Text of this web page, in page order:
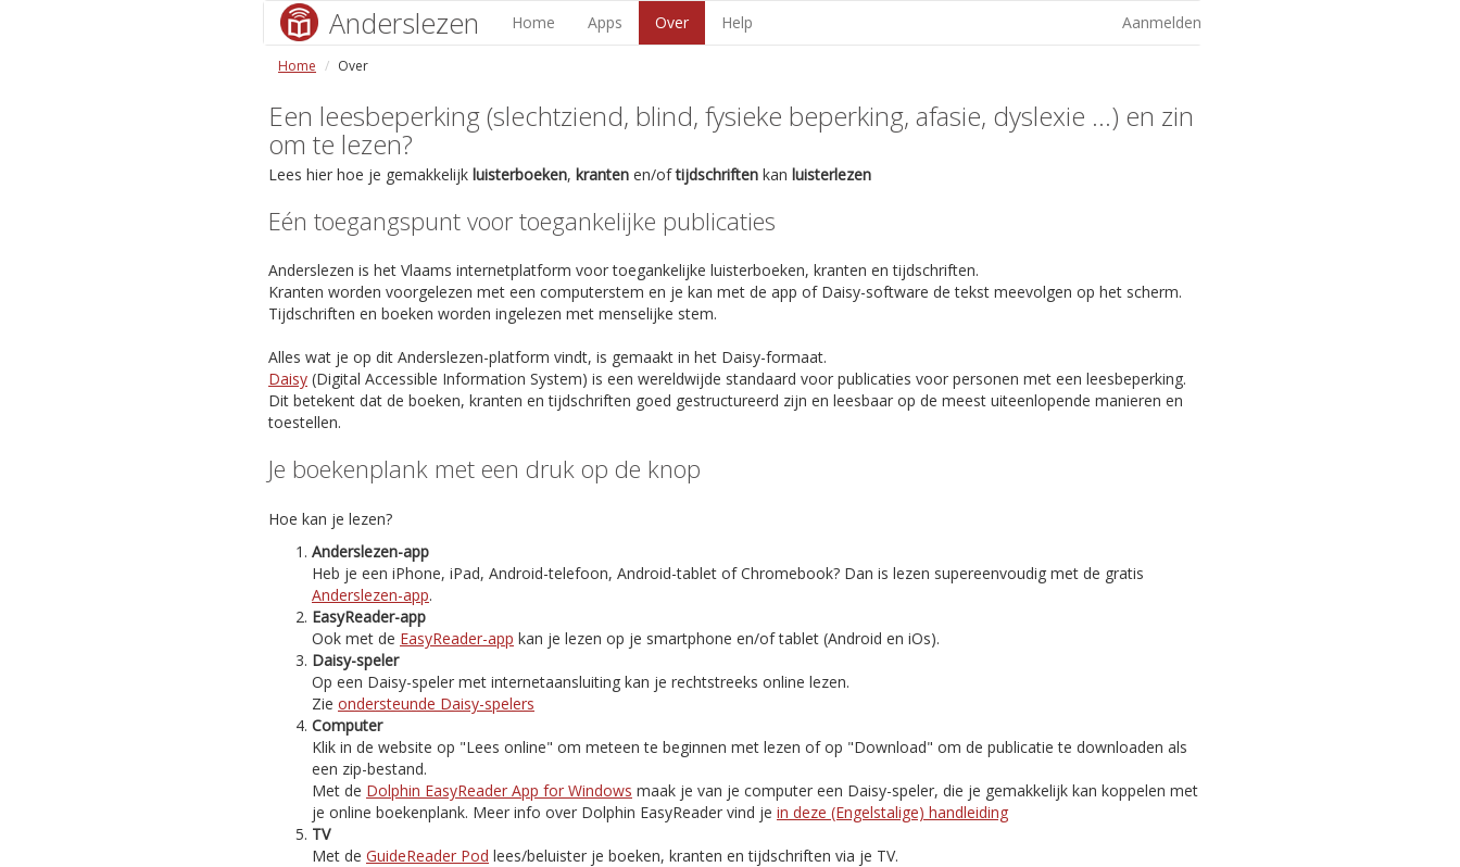
Anderslezen Home Apps Over Help Aanmelden
Home Over
Een leesbeperking (slechtziend, blind, fysieke beperking, afasie, dyslexie ...) en zin
om te lezen?
Lees hier hoe je gemakkelijk luisterboeken, kranten en/oftijdschriften kan luisterlezen
Eén toegangspunt voor toegankelijke publicaties
Anderslezen is het Vlaams internetplatform voor toegankelijke luisterboeken, kranten en tijdschriften.
Kranten worden voorgelezen met een computerstem en je kan met de app of Daisy-software de tekst meevolgen op het scherm.
Tijdschriften en boeken worden ingelezen met menselijke stem.
Alles wat je op dit Anderslezen-platform vindt, is gemaakt in het Daisy-formaat.
Daisy (Digital Accessible Information System) is een wereldwijde standaard voor publicaties voor personen met een leesbeperking.
Dit betekent dat de boeken, kranten en tijdschriften goed gestructureerd zijn en leesbaar op de meest uiteenlopende manieren en
toestellen.
Je boekenplank met een druk op de knop
Hoe kan je lezen?
Anderslezen-app
Heb je een iPhone, iPad, Android-telefoon, Android-tablet of Chromebook? Dan is lezen supereenvoudig met de gratis
Anderslezen-app.
EasyReader-app
Ook met de EasyReader-app kan je lezen op je smartphone en/of tablet (Android en iOs).
Daisy-speler
Op een Daisy-speler met internetaansluiting kan je rechtstreeks online lezen.
Zie ondersteunde Daisy-spelers
Computer
Klik in de website op "Lees online" om meteen te beginnen met lezen of op "Download" om de publicatie te downloaden als
een zip-bestand.
Met de Dolphin EasyReader App for Windows maak je van je computer een Daisy-speler, die je gemakkelijk kan koppelen met
je online boekenplank. Meer info over Dolphin EasyReader vind je in deze (Engelstalige) handleiding
TV
Met de GuideReader Pod lees/beluister je boeken, kranten en tijdschriften via je TV.